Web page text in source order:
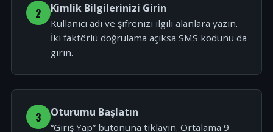
2 Kimlik Bilgilerinizi Girin
Kullanıcı adı ve şifrenizi ilgili alanlara yazın.
İki faktörlü doğrulama açıksa SMS kodunu da
girin.
3 Oturumu Başlatın
“Giriş Yap” butonuna tıklayın. Ortalama 9